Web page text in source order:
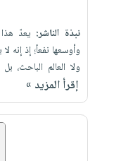
نبذة الناشر: يعدّ
وأوسعها نفعاً؛ إذ إنه
ولا العالم الباحث،
إقرأ المزيد »